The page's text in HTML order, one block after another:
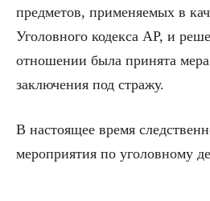
предметов, применяемых в
Уголовного кодекса АР, и
отношении была принята
заключения под стражу.
В настоящее время
мероприятия по уголовному